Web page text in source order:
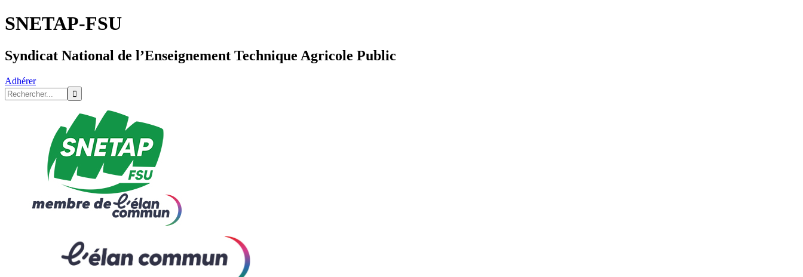
SNETAP-FSU
Syndicat National de l’Enseignement Technique Agricole Public
Adhérer